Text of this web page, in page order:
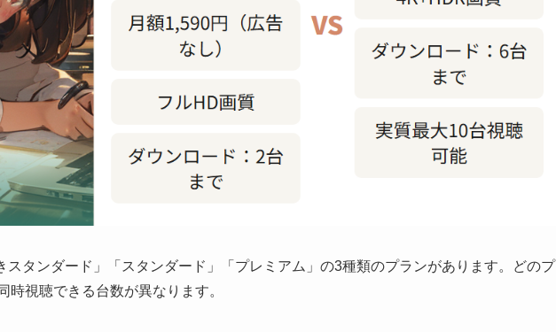
スタンダード」「スタンダード」「プレミアム」の3種類のプランがあります。どのプ
時視聴できる台数が異なります。